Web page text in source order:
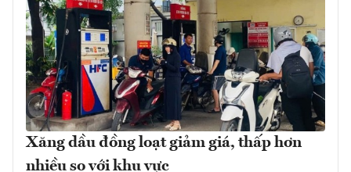
Xăng dầu đồng loạt giảm giá, thấp hơn
nhiều so với khu vực